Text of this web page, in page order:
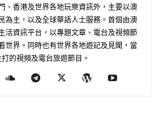
、香港及世界各地玩樂資訊外，主要以澳
為主，以及全球華語人士服務。首個由澳
活資訊平台，以專題文章、電台及視頻節
世界。同時也有世界各地遊記及見聞，當
的視頻及電台旅遊節目。